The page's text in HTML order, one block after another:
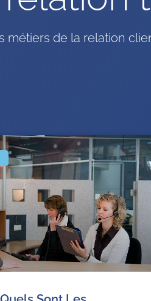
métiers de la relation